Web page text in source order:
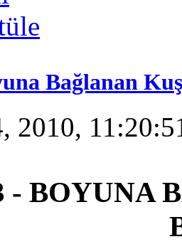
Bağlanan
2010,
- BOYUNA